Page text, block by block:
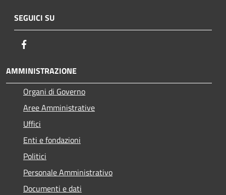
SEGUICI SU
AMMINISTRAZIONE
Organi di Governo
Aree Amministrative
Uffici
Enti e fondazioni
Politici
Personale Amministrativo
Documenti e dati